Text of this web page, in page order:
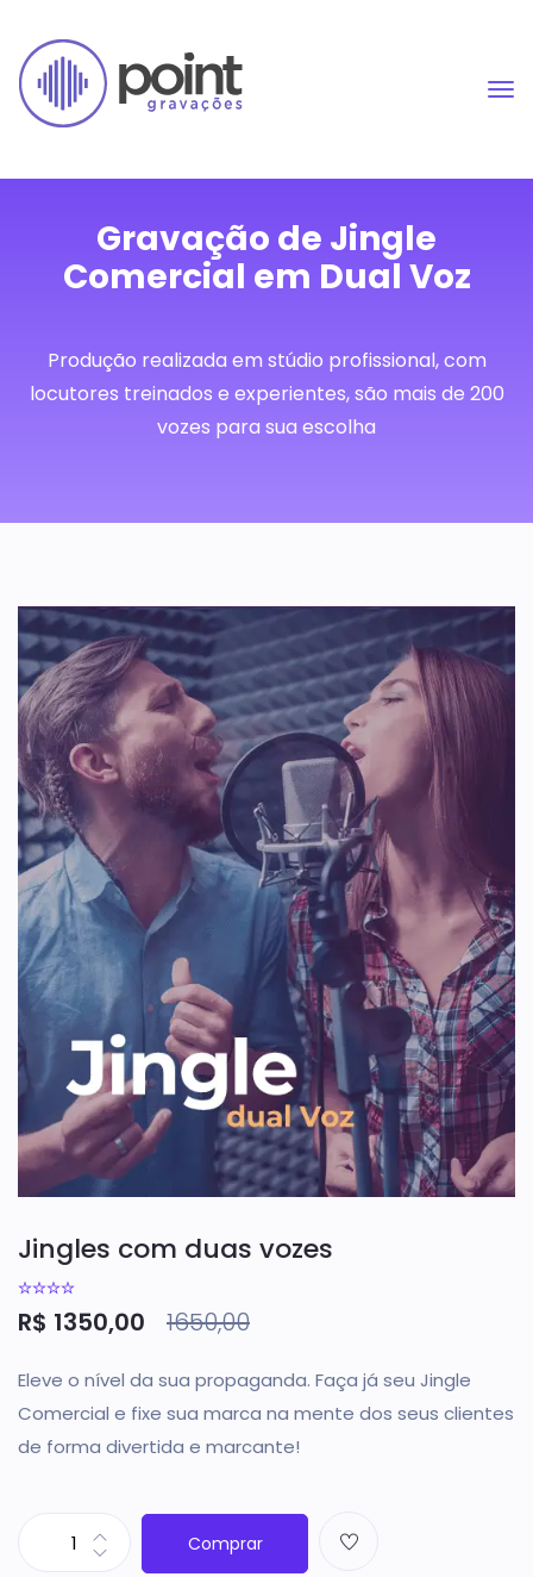
Gravação de Jingle
Comercial em Dual Voz
Produção realizada em stúdio profissional, com
locutores treinados e experientes, são mais de 200
vozes para sua escolha
Jingles com duas vozes
1650,00
R$ 1350,00
Eleve o nível da sua propaganda. Faça já seu Jingle
Comercial e fixe sua marca na mente dos seus clientes
de forma divertida e marcante!
Comprar